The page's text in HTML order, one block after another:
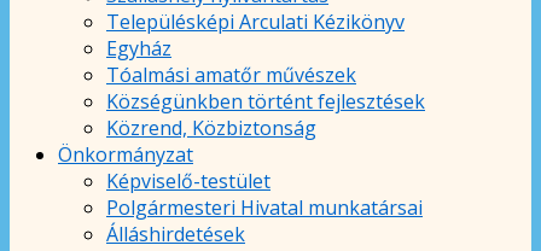
Településképi Arculati Kézikönyv
Egyház
Tóalmási amatőr művészek
Községünkben történt fejlesztések
Közrend, Közbiztonság
Önkormányzat
Képviselő-testület
Polgármesteri Hivatal munkatársai
Álláshirdetések